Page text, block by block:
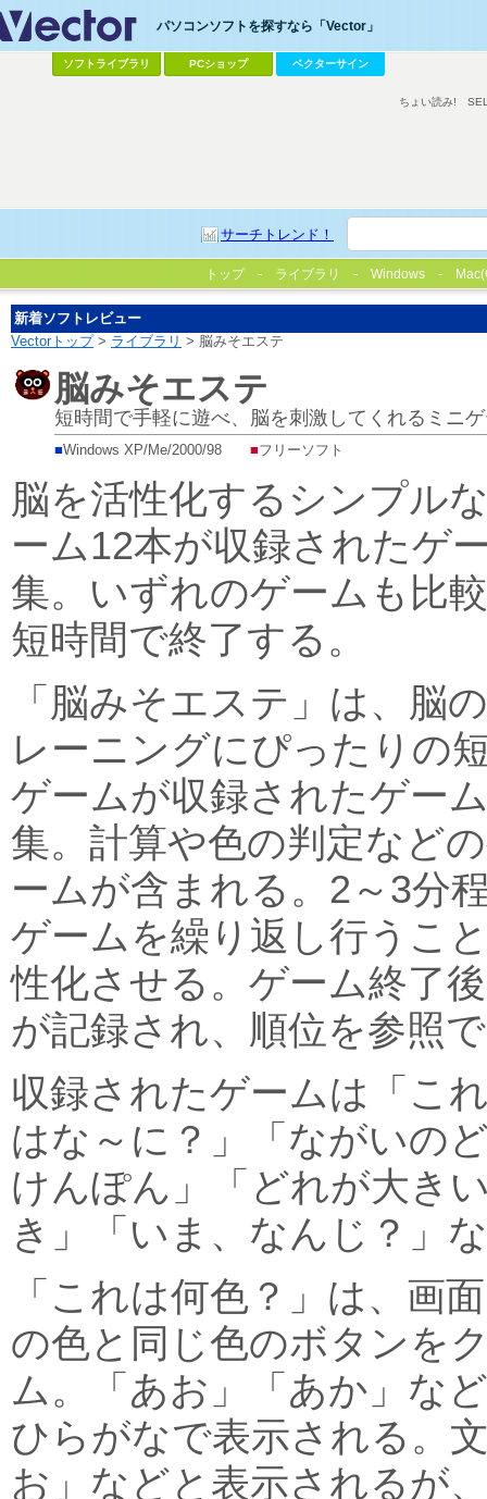
パソコンソフトを探すなら「Vector」
ソフトライブラリ PCショップ ベクターサイン
サーチトレンド！
ちょい読み!
トップ ライブラリ Windows
新着ソフトレビュー
Vectorトップ> ライブラリ > 脳みそエステ
脳みそエステ
短時間で手軽に遊べ、脳を刺激してくれるミニ
■Windows XP/Me/2000/98 ■フリーソフト
脳を活性化するシンプル
ーム12本が収録されたゲ
集。いずれのゲームも比
短時間で終了する。
「脳みそエステ」は、脳
レーニングにぴったりの
ゲームが収録されたゲー
集。計算や色の判定など
ームが含まれる。2～3分
ゲームを繰り返し行うこ
性化させる。ゲーム終了
が記録され、順位を参照
収録されたゲームは「こ
はな～に？」「ながいの
けんぽん」「どれが大き
き」「いま、なんじ？」
「これは何色？」は、画
の色と同じ色のボタンを
ム。「あお」「あか」な
ひらがなで表示される。
お」などと表示されるが